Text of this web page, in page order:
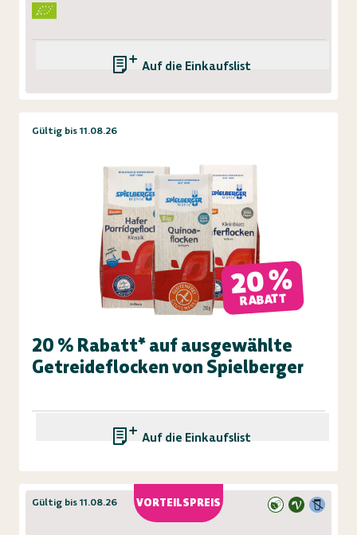
Auf die Einkaufsliste
Gültig bis 11.08.26
20 %
RABATT
20 % Rabatt* auf ausgewählte
Getreideflocken von Spielberger
Auf die Einkaufsliste
VORTEILSPREIS
Gültig bis 11.08.26